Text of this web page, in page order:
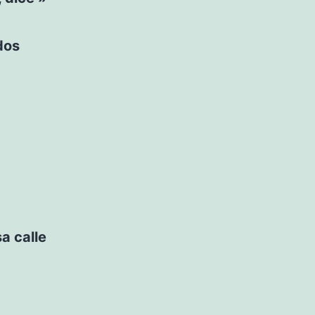
calle